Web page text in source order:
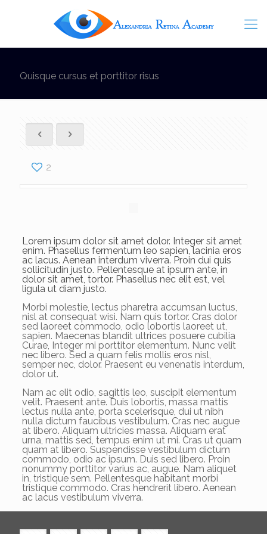
Quisque cursus et porttitor risus
2
Lorem ipsum dolor sit amet dolor. Integer sit amet
enim. Phasellus fermentum leo sapien, lacinia eros
ac lacus. Aenean interdum viverra. Proin dui quis
sollicitudin justo. Pellentesque at ipsum ante, in
dolor sit amet, tortor. Phasellus nec elit est, vel
ligula ut diam justo.
Morbi molestie, lectus pharetra accumsan luctus,
nisl at consequat wisi. Nam quis tortor. Cras dolor
sed laoreet commodo, odio lobortis laoreet ut,
sapien. Maecenas blandit ultrices posuere cubilia
Curae, Integer mi porttitor elementum. Nunc velit
nec libero. Sed a quam felis mollis eros nisl,
semper nec, dolor. Praesent eu venenatis interdum,
dolor ut.
Nam ac elit odio, sagittis leo, suscipit elementum
velit. Praesent ante. Duis lobortis, massa mattis
lectus nulla ante, porta scelerisque, dui ut nibh
nulla dictum faucibus vestibulum. Cras nec augue
at libero. Aliquam ultricies massa. Aliquam erat
urna, mattis sed, tempus enim ut mi. Cras ut quam
quam at libero. Suspendisse vestibulum dictum
commodo, odio ac ipsum. Duis sed libero. Proin
nonummy porttitor varius ac, augue. Nam aliquet
in, tristique sem. Pellentesque habitant morbi
tristique commodo. Cras hendrerit libero. Aenean
ac lacus vestibulum viverra.